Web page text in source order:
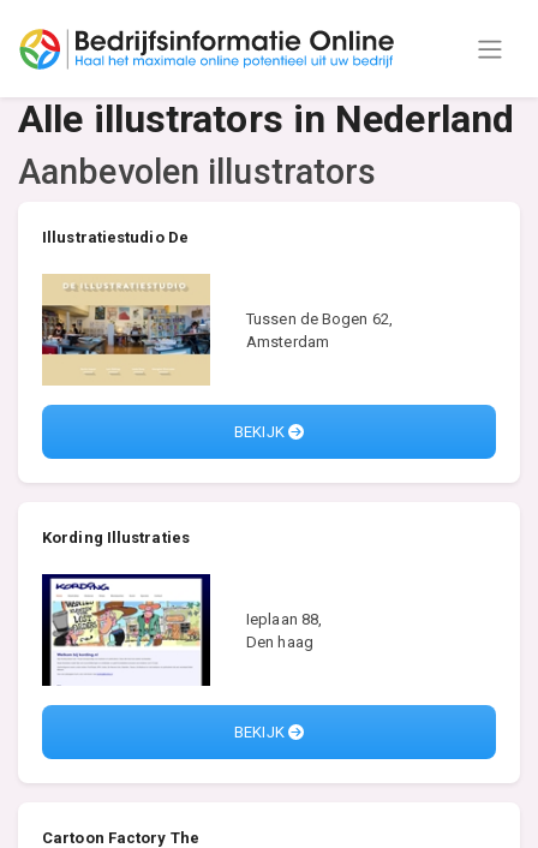
Alle illustrators in Nederland
Aanbevolen illustrators
Illustratiestudio De
Tussen de Bogen 62,
Amsterdam
BEKIJK
Kording Illustraties
Ieplaan 88,
Den haag
BEKIJK
Cartoon Factory The